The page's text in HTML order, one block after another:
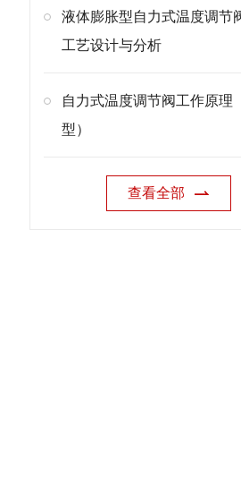
液体膨胀型自力式温度调节
工艺设计与分析
自力式温度调节阀工作原理
型）
查看全部